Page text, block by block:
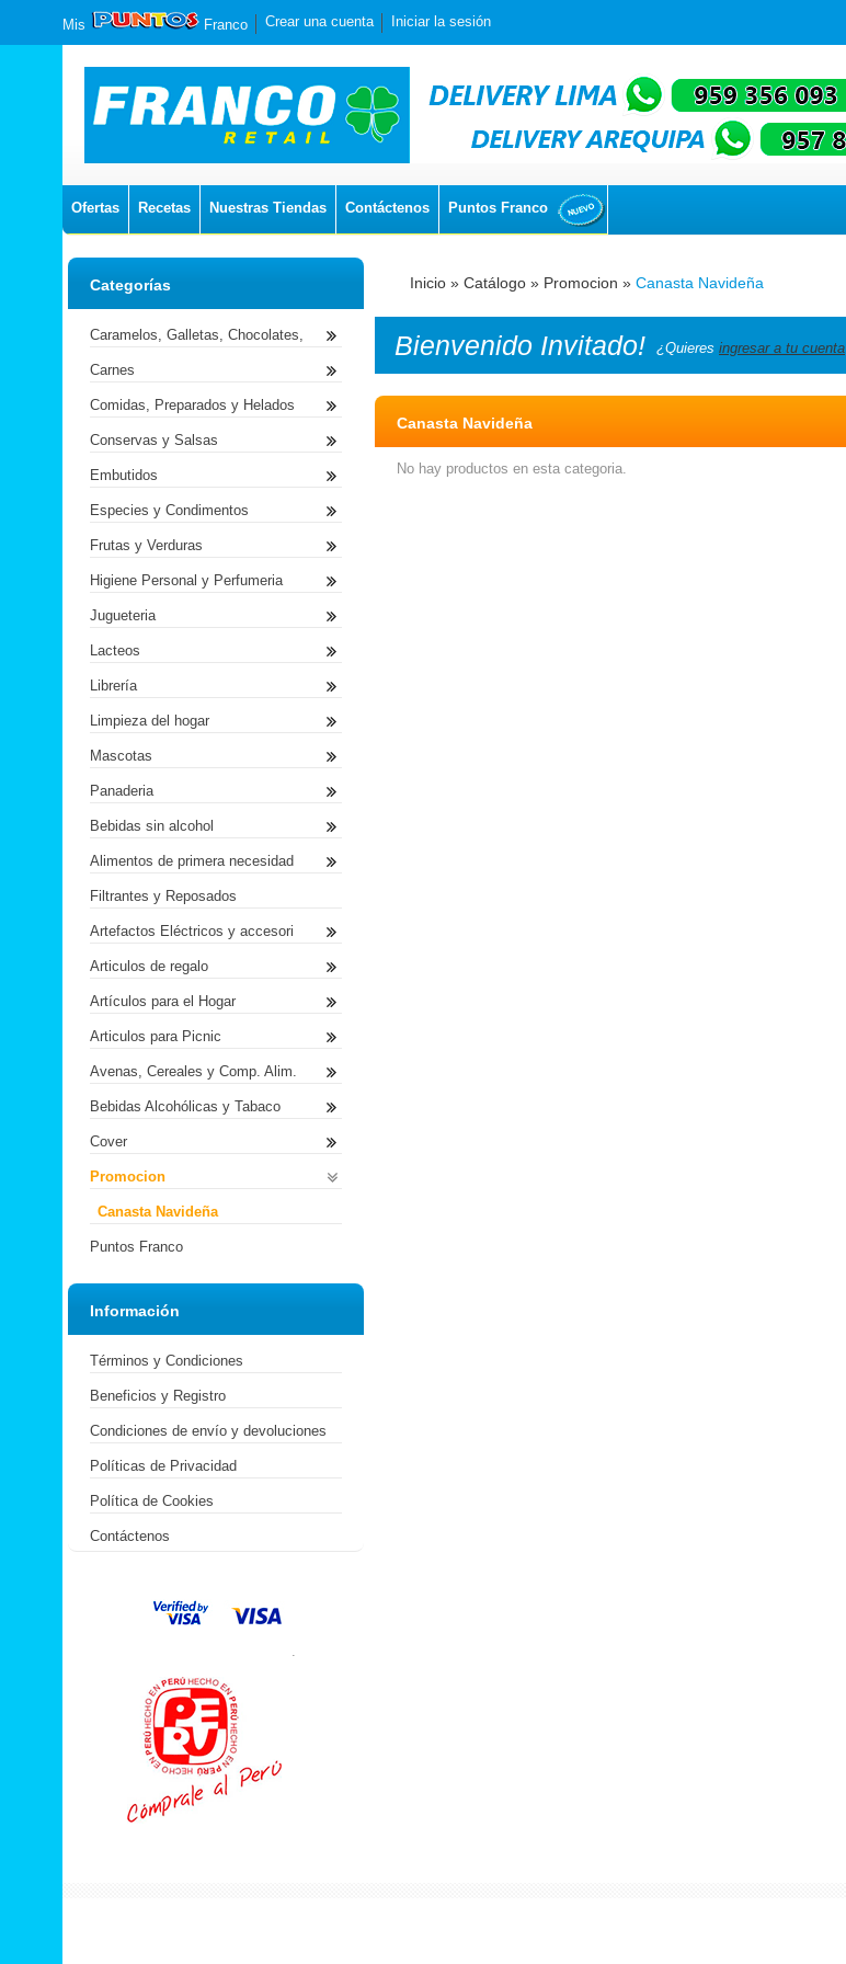
Mis Franco Crear una cuenta Iniciar la sesión
Ofertas Recetas Nuestras Tiendas Contáctenos Puntos Franco
Inicio » Catálogo » Promocion » Canasta Navideña
Bienvenido Invitado! ¿Quieres ingresar a tu cuenta
Canasta Navideña
No hay productos en esta categoria.
Categorías
Caramelos, Galletas, Chocolates,
Carnes
Comidas, Preparados y Helados
Conservas y Salsas
Embutidos
Especies y Condimentos
Frutas y Verduras
Higiene Personal y Perfumeria
Jugueteria
Lacteos
Librería
Limpieza del hogar
Mascotas
Panaderia
Bebidas sin alcohol
Alimentos de primera necesidad
Filtrantes y Reposados
Artefactos Eléctricos y accesori
Articulos de regalo
Artículos para el Hogar
Articulos para Picnic
Avenas, Cereales y Comp. Alim.
Bebidas Alcohólicas y Tabaco
Cover
Promocion
Canasta Navideña
Puntos Franco
Información
Términos y Condiciones
Beneficios y Registro
Condiciones de envío y devoluciones
Políticas de Privacidad
Política de Cookies
Contáctenos
.